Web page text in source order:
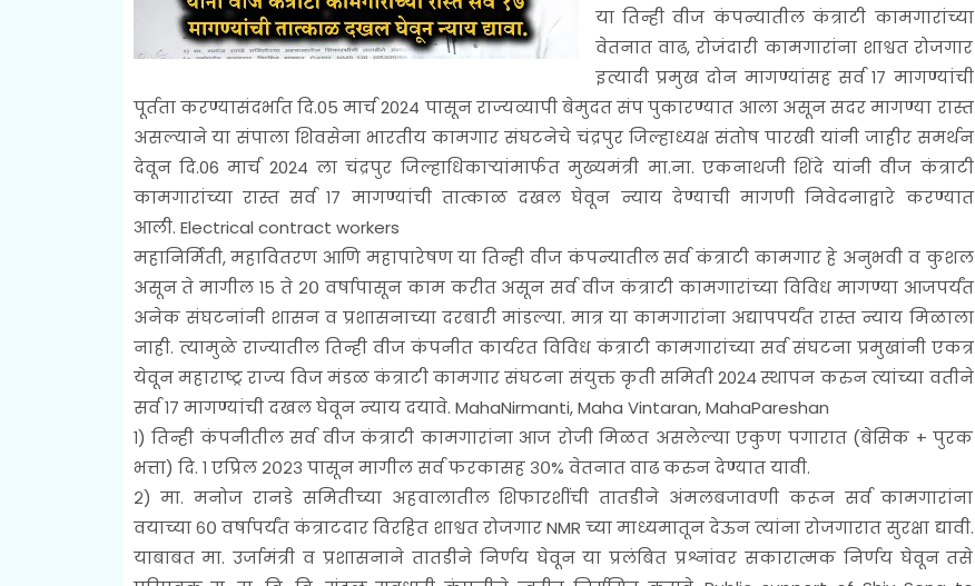
या तिन्ही वीज कंपन्यातील कंत्राटी कामगारांच्या
वेतनात वाढ, रोजंदारी कामगारांना शाश्वत रोजगार
इत्यादी प्रमुख दोन मागण्यांसह सर्व १७ मागण्यांची
पूर्तता करण्यासंदर्भात दि.05 मार्च 2024 पासून राज्यव्यापी बेमुदत संप पुकारण्यात आला असून सदर मागण्या रास्त
असल्याने या संपाला शिवसेना भारतीय कामगार संघटनेचे चंद्रपुर जिल्हाध्यक्ष संतोष पारखी यांनी जाहीर समर्थन
देवून दि.06 मार्च 2024 ला चंद्रपुर जिल्हाधिकाऱ्यांमार्फत मुख्यमंत्री मा.ना. एकनाथजी शिंदे यांनी वीज कंत्राटी
कामगारांच्या रास्त सर्व १७ मागण्यांची तात्काळ दखल घेवून न्याय देण्याची मागणी निवेदनाद्वारे करण्यात
आली. Electrical contract workers
महानिर्मिती, महावितरण आणि महापारेषण या तिन्ही वीज कंपन्यातील सर्व कंत्राटी कामगार हे अनुभवी व कुशल
असून ते मागील १५ ते २० वर्षापासून काम करीत असून सर्व वीज कंत्राटी कामगारांच्या विविध मागण्या आजपर्यंत
अनेक संघटनांनी शासन व प्रशासनाच्या दरबारी मांडल्या. मात्र या कामगारांना अद्यापपर्यंत रास्त न्याय मिळाला
नाही. त्यामुळे राज्यातील तिन्ही वीज कंपनीत कार्यरत विविध कंत्राटी कामगारांच्या सर्व संघटना प्रमुखांनी एकत्र
येवून महाराष्ट्र राज्य विज मंडळ कंत्राटी कामगार संघटना संयुक्त कृती समिती 2024 स्थापन करुन त्यांच्या वतीने
सर्व १७ मागण्यांची दखल घेवून न्याय दयावे. MahaNirmanti, Maha Vintaran, MahaPareshan
१) तिन्ही कंपनीतील सर्व वीज कंत्राटी कामगारांना आज रोजी मिळत असलेल्या एकुण पगारात (बेसिक + पुरक
भत्ता) दि. १ एप्रिल २०२३ पासून मागील सर्व फरकासह ३०% वेतनात वाढ करुन देण्यात यावी.
२) मा. मनोज रानडे समितीच्या अहवालातील शिफारशींची तातडीने अंमलबजावणी करून सर्व कामगारांना
वयाच्या ६० वर्षापर्यंत कंत्राटदार विरहित शाश्वत रोजगार NMR च्या माध्यमातून देऊन त्यांना रोजगारात सुरक्षा द्यावी.
याबाबत मा. उर्जामंत्री व प्रशासनाने तातडीने निर्णय घेवून या प्रलंबित प्रश्नांवर सकारात्मक निर्णय घेवून तसे